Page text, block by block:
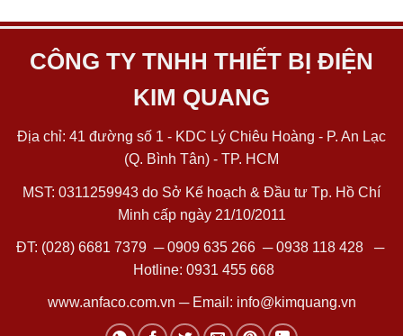
CÔNG TY TNHH THIẾT BỊ ĐIỆN
KIM QUANG
Địa chỉ: 41 đường số 1 - KDC Lý Chiêu Hoàng - P. An Lạc
(Q. Bình Tân) - TP. HCM
MST: 0311259943 do Sở Kế hoạch & Đầu tư Tp. Hồ Chí
Minh cấp ngày 21/10/2011
ĐT: (028) 6681 7379 ─0909 635 266─0938 118 428─
Hotline: 0931 455 668
www.anfaco.com.vn ─ Email: info@kimquang.vn